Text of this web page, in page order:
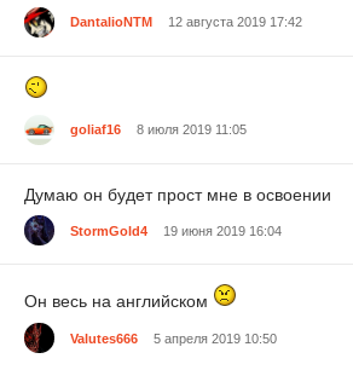
DantalioNTM 12 августа 2019 17:42
goliaf16 8 июля 2019 11:05
Думаю он будет прост мне в освоении
StormGold4 19 июня 2019 16:04
Он весь на английском
Valutes666 5 апреля 2019 10:50